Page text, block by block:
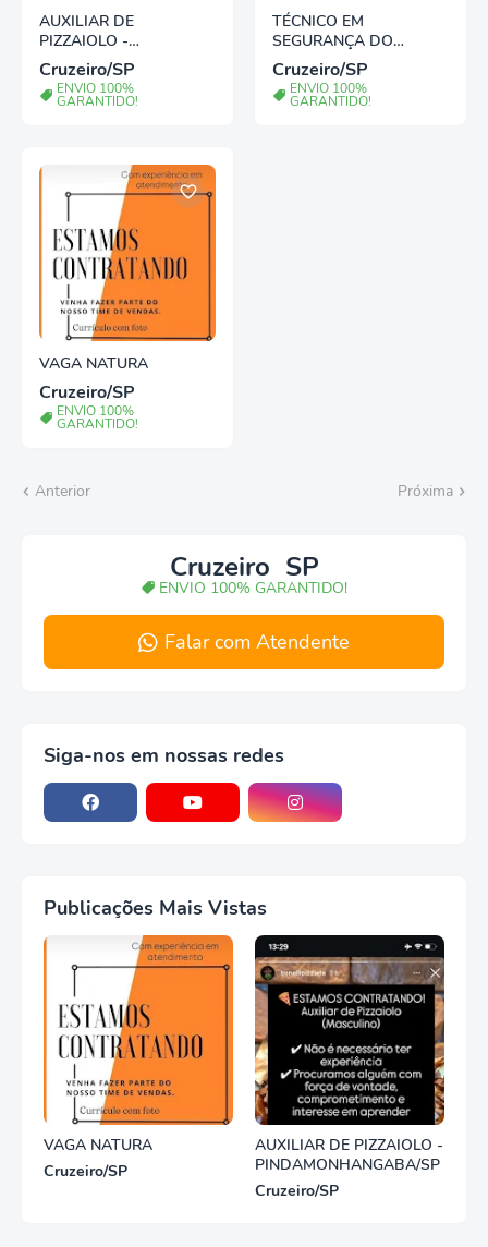
AUXILIAR DE
PIZZAIOLO -
PINDAMONHANGABA/S
P
Cruzeiro/SP
ENVIO 100%
GARANTIDO!
TÉCNICO EM
SEGURANÇA DO
TRABALHO
Cruzeiro/SP
ENVIO 100%
GARANTIDO!
VAGA NATURA
Cruzeiro/SP
ENVIO 100%
GARANTIDO!
Anterior Próxima
Cruzeiro SP
ENVIO 100% GARANTIDO!
Falar com Atendente
Siga-nos em nossas redes
Publicações Mais Vistas
VAGA NATURA
Cruzeiro/SP
AUXILIAR DE PIZZAIOLO -
PINDAMONHANGABA/SP
Cruzeiro/SP